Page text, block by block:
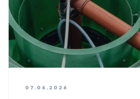
07.06.2026